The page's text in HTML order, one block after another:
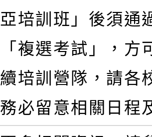
亞培訓班」後須通
「複選考試」，方
續培訓營隊，請各
務必留意相關日程